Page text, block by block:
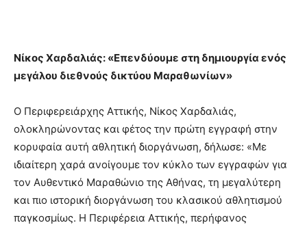
Νίκος Χαρδαλιάς: «Επενδύουμε στη δημιουργία ενός
μεγάλου διεθνούς δικτύου Μαραθωνίων»
Ο Περιφερειάρχης Αττικής, Νίκος Χαρδαλιάς,
ολοκληρώνοντας και φέτος την πρώτη εγγραφή στην
κορυφαία αυτή αθλητική διοργάνωση, δήλωσε: «Με
ιδιαίτερη χαρά ανοίγουμε τον κύκλο των εγγραφών για
τον Αυθεντικό Μαραθώνιο της Αθήνας, τη μεγαλύτερη
και πιο ιστορική διοργάνωση του κλασικού αθλητισμού
παγκοσμίως. Η Περιφέρεια Αττικής, περήφανος